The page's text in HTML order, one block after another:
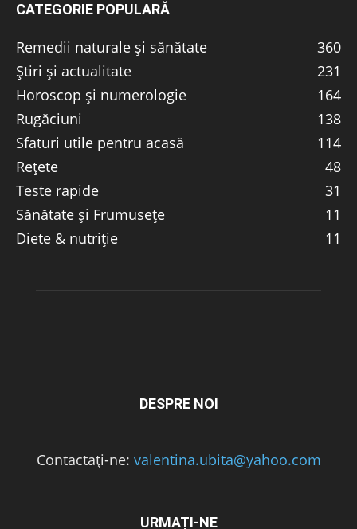
CATEGORIE POPULARĂ
Remedii naturale și sănătate
360
Știri și actualitate
231
Horoscop și numerologie
164
Rugăciuni
138
Sfaturi utile pentru acasă
114
Rețete
48
Teste rapide
31
Sănătate și Frumusețe
11
Diete & nutriție
11
DESPRE NOI
Contactați-ne: valentina.ubita@yahoo.com
URMAȚI-NE